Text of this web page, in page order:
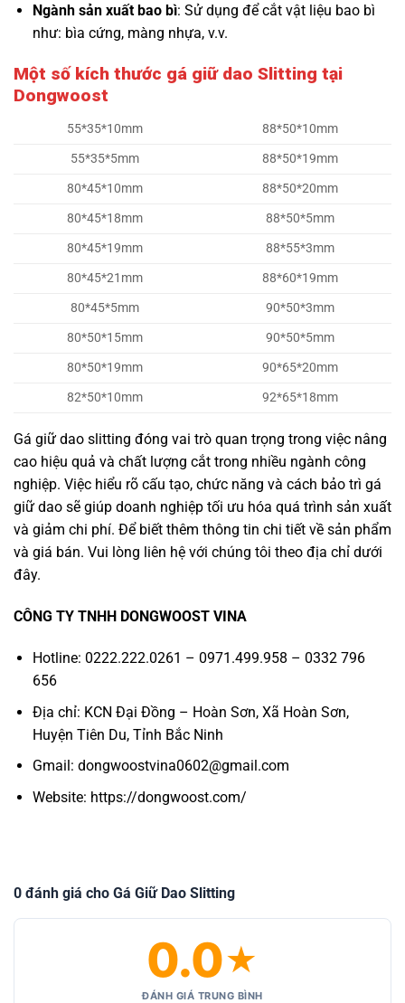
Ngành sản xuất bao bì: Sử dụng để cắt vật liệu bao bì
như: bìa cứng, màng nhựa, v.v.
Một số kích thước gá giữ dao Slitting tại
Dongwoost
55*35*10mm
88*50*10mm
55*35*5mm
88*50*19mm
80*45*10mm
88*50*20mm
80*45*18mm
88*50*5mm
80*45*19mm
88*55*3mm
80*45*21mm
88*60*19mm
80*45*5mm
90*50*3mm
80*50*15mm
90*50*5mm
80*50*19mm
90*65*20mm
82*50*10mm
92*65*18mm
Gá giữ dao slitting đóng vai trò quan trọng trong việc nâng
cao hiệu quả và chất lượng cắt trong nhiều ngành công
nghiệp. Việc hiểu rõ cấu tạo, chức năng và cách bảo trì gá
giữ dao sẽ giúp doanh nghiệp tối ưu hóa quá trình sản xuất
và giảm chi phí. Để biết thêm thông tin chi tiết về sản phẩm
và giá bán. Vui lòng liên hệ với chúng tôi theo địa chỉ dưới
đây.
CÔNG TY TNHH DONGWOOST VINA
Hotline: 0222.222.0261 – 0971.499.958 – 0332 796
656
Địa chỉ: KCN Đại Đồng – Hoàn Sơn, Xã Hoàn Sơn,
Huyện Tiên Du, Tỉnh Bắc Ninh
Gmail: dongwoostvina0602@gmail.com
Website: https://dongwoost.com/
0 đánh giá cho Gá Giữ Dao Slitting
0.0★
ĐÁNH GIÁ TRUNG BÌNH